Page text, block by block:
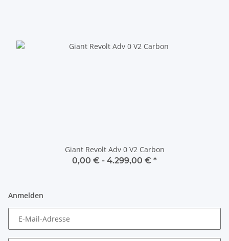
Giant Revolt Adv 0 V2 Carbon
0,00 € - 4.299,00 € *
Anmelden
E-Mail-Adresse